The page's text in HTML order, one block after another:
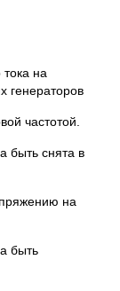
тока на
генераторов
частотой.
быть снята в
на
быть